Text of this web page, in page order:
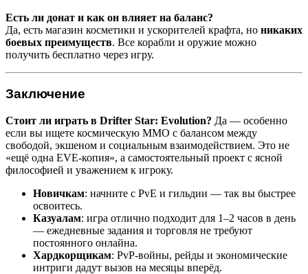
Есть ли донат и как он влияет на баланс?
Да, есть магазин косметики и ускорителей крафта, но никаких
боевых преимуществ. Все корабли и оружие можно
получить бесплатно через игру.
Заключение
Стоит ли играть в Drifter Star: Evolution? Да — особенно
если вы ищете космическую MMO с балансом между
свободой, экшеном и социальным взаимодействием. Это не
«ещё одна EVE-копия», а самостоятельный проект с ясной
философией и уважением к игроку.
Новичкам: начните с PvE и гильдии — так вы быстрее
освоитесь.
Казуалам: игра отлично подходит для 1–2 часов в день
— ежедневные задания и торговля не требуют
постоянного онлайна.
Хардкорщикам: PvP-войны, рейды и экономические
интриги дадут вызов на месяцы вперёд.